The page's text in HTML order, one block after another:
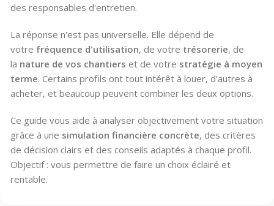
des responsables d'entretien.
La réponse n'est pas universelle. Elle dépend de
votre fréquence d'utilisation, de votre trésorerie, de
la nature de vos chantiers et de votre stratégie à moyen
terme. Certains profils ont tout intérêt à louer, d'autres à
acheter, et beaucoup peuvent combiner les deux options.
Ce guide vous aide à analyser objectivement votre situation
grâce à une simulation financière concrète, des critères
de décision clairs et des conseils adaptés à chaque profil.
Objectif : vous permettre de faire un choix éclairé et
rentable.